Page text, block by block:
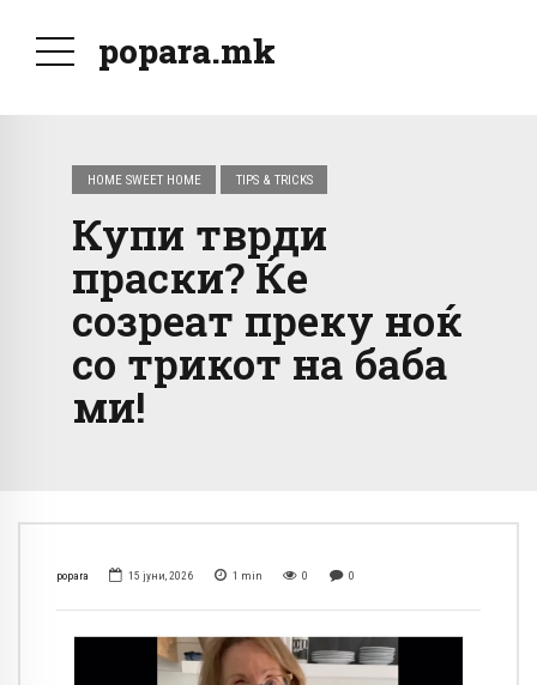
popara.mk
HOME SWEET HOME TIPS & TRICKS
Купи тврди
праски? Ќе
созреат преку ноќ
со трикот на баба
ми!
popara 15 јуни, 2026 1 min 0 0